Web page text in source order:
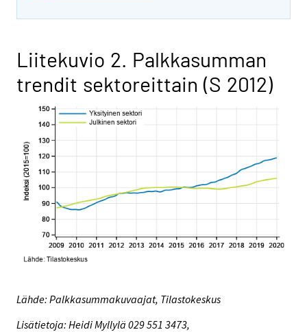
Liitekuvio 2. Palkkasumman
trendit sektoreittain (S 2012)
Lähde: Palkkasummakuvaajat, Tilastokeskus
Lisätietoja: Heidi Myllylä 029 551 3473,